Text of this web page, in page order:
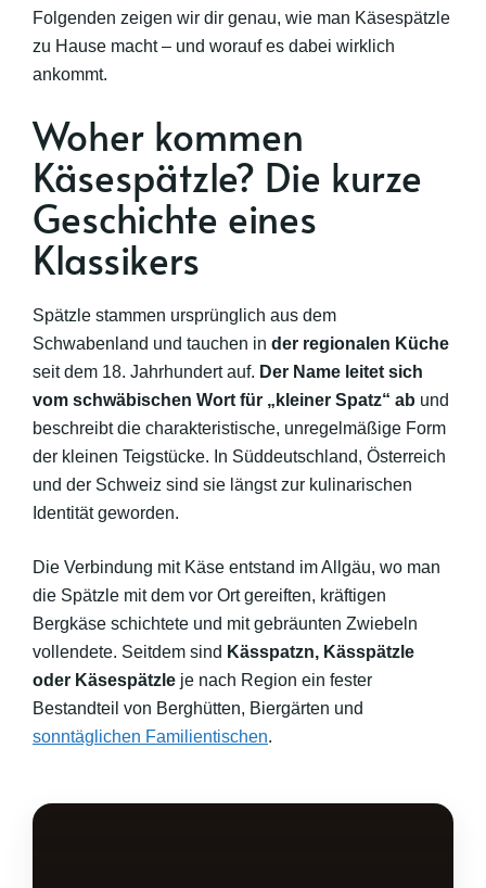
Folgenden zeigen wir dir genau, wie man Käsespätzle
zu Hause macht – und worauf es dabei wirklich
ankommt.
Woher kommen
Käsespätzle? Die kurze
Geschichte eines
Klassikers
Spätzle stammen ursprünglich aus dem
Schwabenland und tauchen in der regionalen Küche
seit dem 18. Jahrhundert auf. Der Name leitet sich
vom schwäbischen Wort für „kleiner Spatz“ ab und
beschreibt die charakteristische, unregelmäßige Form
der kleinen Teigstücke. In Süddeutschland, Österreich
und der Schweiz sind sie längst zur kulinarischen
Identität geworden.
Die Verbindung mit Käse entstand im Allgäu, wo man
die Spätzle mit dem vor Ort gereiften, kräftigen
Bergkäse schichtete und mit gebräunten Zwiebeln
vollendete. Seitdem sind Kässpatzn, Kässpätzle
oder Käsespätzle je nach Region ein fester
Bestandteil von Berghütten, Biergärten und
sonntäglichen Familientischen.